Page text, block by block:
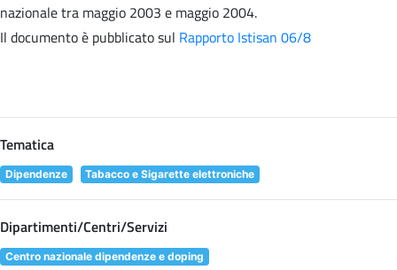
nazionale tra maggio 2003 e maggio 2004.
Il documento è pubblicato sul Rapporto Istisan 06/8
Tematica
Dipendenze Tabacco e Sigarette elettroniche
Dipartimenti/Centri/Servizi
Centro nazionale dipendenze e doping